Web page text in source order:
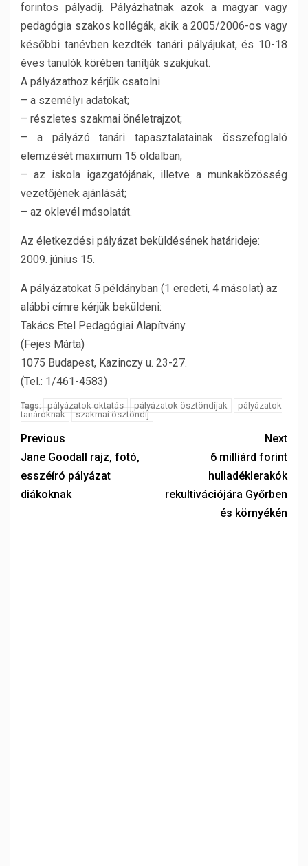
forintos pályadíj. Pályázhatnak azok a magyar vagy
pedagógia szakos kollégák, akik a 2005/2006-os vagy
későbbi tanévben kezdték tanári pályájukat, és 10-18
éves tanulók körében tanítják szakjukat.
A pályázathoz kérjük csatolni
– a személyi adatokat;
– részletes szakmai önéletrajzot;
– a pályázó tanári tapasztalatainak összefoglaló
elemzését maximum 15 oldalban;
– az iskola igazgatójának, illetve a munkaközösség
vezetőjének ajánlását;
– az oklevél másolatát.
Az életkezdési pályázat beküldésének határideje:
2009. június 15.
A pályázatokat 5 példányban (1 eredeti, 4 másolat) az
alábbi címre kérjük beküldeni:
Takács Etel Pedagógiai Alapítvány
(Fejes Márta)
1075 Budapest, Kazinczy u. 23-27.
(Tel.: 1/461-4583)
Tags: pályázatok oktatás pályázatok ösztöndíjak
pályázatok
tanároknak
szakmai ösztöndíj
Previous
Jane Goodall rajz, fotó,
esszéíró pályázat
diákoknak
Next
6 milliárd forint
hulladéklerakók
rekultivációjára Győrben
és környékén